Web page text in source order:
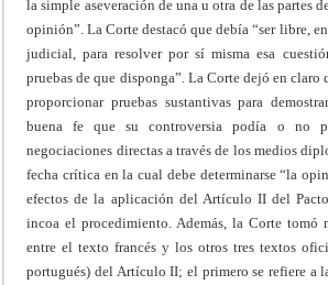
la simple aseveración de una u otra de las partes
opinión”. La Corte destacó que debía “ser libre,
judicial, para resolver por sí misma esa
pruebas de que disponga”. La Corte dejó en claro
proporcionar pruebas sustantivas para
buena fe que su controversia podía o no
negociaciones directas a través de los medios
fecha crítica en la cual debe determinarse “la
efectos de la aplicación del Artículo II del
incoa el procedimiento. Además, la Corte tomó
entre el texto francés y los otros tres textos
portugués) del Artículo II; el primero se refiere a